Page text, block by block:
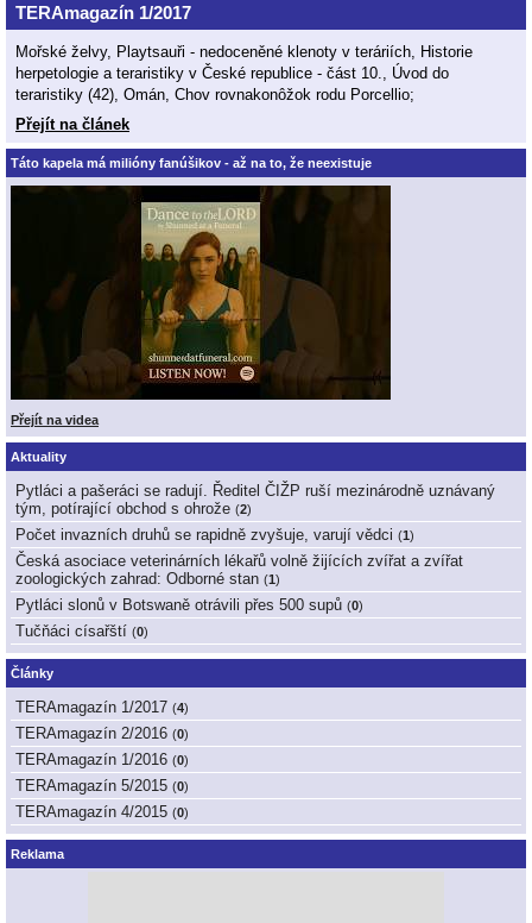
TERAmagazín 1/2017
Mořské želvy, Playtsauři - nedoceněné klenoty v teráriích, Historie
herpetologie a teraristiky v České republice - část 10., Úvod do
teraristiky (42), Omán, Chov rovnakonôžok rodu Porcellio;
Přejít na článek
Táto kapela má milióny fanúšikov - až na to, že neexistuje
Přejít na videa
Aktuality
Pytláci a pašeráci se radují. Ředitel ČIŽP ruší mezinárodně uznávaný
tým, potírající obchod s ohrože (2)
Počet invazních druhů se rapidně zvyšuje, varují vědci (1 )
Česká asociace veterinárních lékařů volně žijících zvířat a zvířat
zoologických zahrad: Odborné stan (1 )
Pytláci slonů v Botswaně otrávili přes 500 supů (0)
Tučňáci císařští (0)
Články
TERAmagazín 1/2017 (4)
TERAmagazín 2/2016 (0)
TERAmagazín 1/2016 (0)
TERAmagazín 5/2015 (0)
TERAmagazín 4/2015 (0)
Reklama